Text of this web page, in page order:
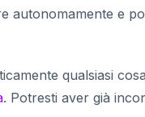
autonomamente e
qualsiasi
. Potresti aver già